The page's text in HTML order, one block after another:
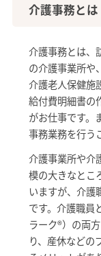
介護事務とは
介護事務とは、
の介護事業所や
介護老人保健施
給付費明細書の
がお仕事です。
事務業務を行う
介護事業所や介
模の大きなとこ
いますが、介護
です。介護職員
ラーク®）の両
り、産休などの